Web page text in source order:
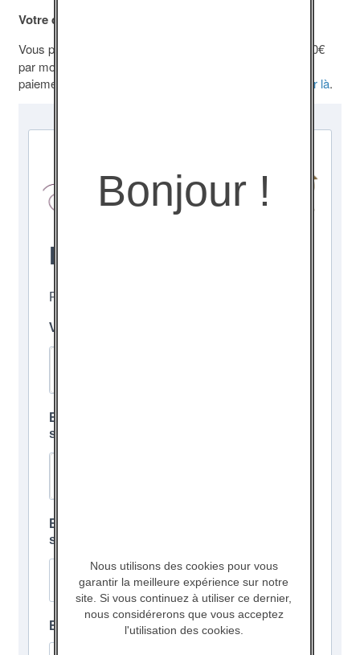
Bonjour !
Nous utilisons des cookies pour vous
garantir la meilleure expérience sur notre
site. Si vous continuez à utiliser ce dernier,
nous considérerons que vous acceptez
l'utilisation des cookies.
Votre demande de devis ne vous engage pas.
Vous préférez un
au tarif de 14,90€
par mois sans durée d’engagement ? Dans ce cas le
paiement se fait uniquement par carte bancaire. C’est
par là.
Demande de devis
Pour un abonnement d’une durée d’un an.
Veuillez renseigner votre adresse email
Entrez le nom de votre établissement /
structure
Entrez l’adresse de votre établissement /
structure
Entrez votre numéro de téléphone